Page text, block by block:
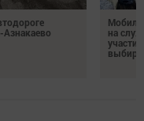
Азнакаево
на